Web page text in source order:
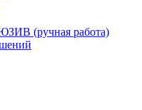
(ручная работа)